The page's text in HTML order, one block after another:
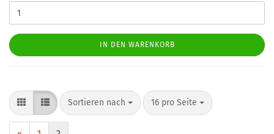
IN DEN WARENKORB
Sortieren nach
Sortieren nach 16 pro Seite
pro Seite